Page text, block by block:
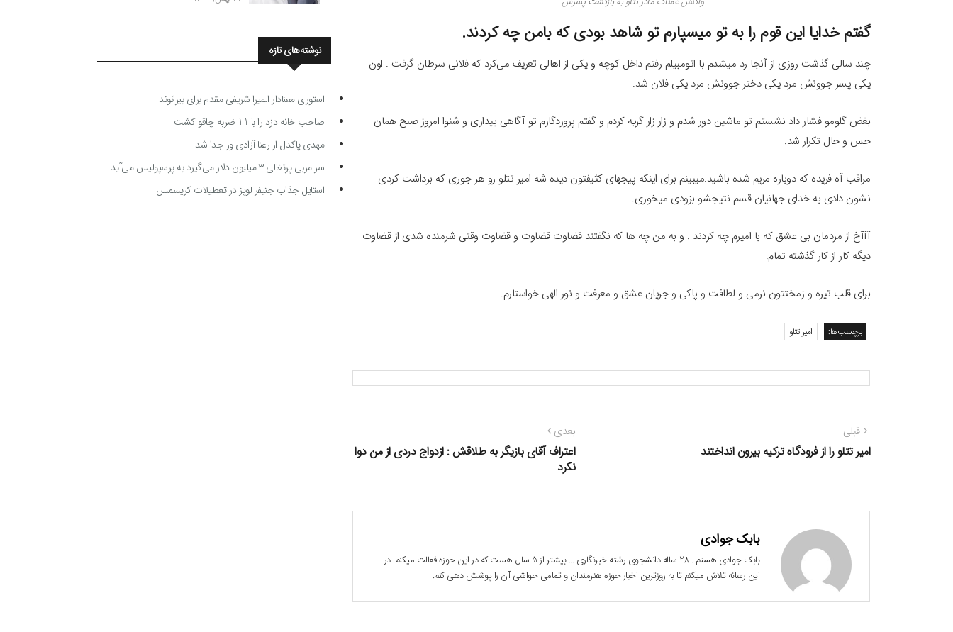
گفتم خدایا این قوم را به تو میسپارم تو شاهد بودی که بامن چه کردند.
چند سالی گذشت روزی از آنجا رد میشدم با اتومبیلم رفتم داخل کوچه و یکی از اهالی تعریف می‌کرد که فلانی سرطان گرفت . اون
یکی پسر جوونش مرد یکی دختر جوونش مرد یکی فلان شد.
بغض گلومو فشار داد نشستم تو ماشین دور شدم و زار زار گریه کردم و گفتم پروردگارم تو آگاهی بیداری و شنوا امروز صبح همان
حس و حال تکرار شد.
مراقب آه فریده که دوباره مریم شده باشید.میبینم برای اینکه پیجهای کثیفتون دیده شه امیر تتلو رو هر جوری که برداشت کردی
نشون دادی به خدای جهانیان قسم نتیجشو بزودی میخوری.
آآآخ از مردمان بی عشق که با امیرم چه کردند . و به من چه ها که نگفتند قضاوت قضاوت و قضاوت وقتی شرمنده شدی از قضاوت
دیگه کار از کار گذشته تمام.
برای قلب تیره و زمختتون نرمی و لطافت و پاکی و جریان عشق و معرفت و نور الهی خواستارم.
برچسب‌ها: امیر تتلو
راهبری
نوشته
قبلی
قبلی:
امیر تتلو را از فرودگاه ترکیه بیرون انداختند
بعدی
بعدی:
اعتراف آقای بازیگر به طلاقش : ازدواج دردی از من دوا
نکرد
بابک جوادی
بابک جوادی هستم . 28 ساله دانشجوی رشته خبرنگاری ... بیشتر از 5 سال هست که در این حوزه فعالت میکنم. در
این رسانه تلاش میکنم تا به روزترین اخبار حوزه هنرمندان و تمامی حواشی آن را پوشش دهی کنم.
نوشته‌های تازه
استوری معنادار المیرا شریفی مقدم برای بیرانوند
صاحب خانه دزد را با 11 ضربه چاقو کشت
مهدی پاکدل از رعنا آزادی ور جدا شد
سر مربی پرتغالی ۳ میلیون دلار می‌گیرد به پرسپولیس می‌آید
استایل جذاب جنیفر لوپز در تعطیلات کریسمس